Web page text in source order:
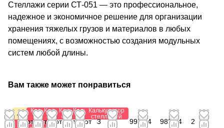
Стеллажи серии СТ-051 — это профессиональное,
надежное и экономичное решение для организации
хранения тяжелых грузов и материалов в любых
помещениях, с возможностью создания модульных
систем любой длины.
Вам также может понравиться
Акция
Калькулятор
от
Калькулятор
стеллажей
от
Калькулятор
стеллажей
от
Калькулятор
стеллажей
от 1
Калькулятор
стеллажей
от
Калькулятор
стеллажей
от
3
992,64
982,44
2